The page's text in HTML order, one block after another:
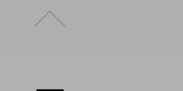
ページトップへ戻る